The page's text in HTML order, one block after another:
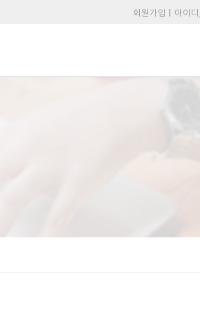
회원가입 아이